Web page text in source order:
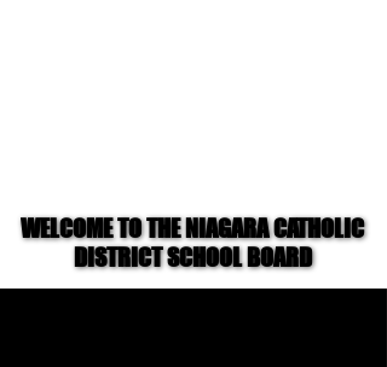
WELCOME TO THE NIAGARA CATHOLIC
DISTRICT SCHOOL BOARD
WELCOME TO THE NIAGARA CATHOLIC
DISTRICT SCHOOL BOARD